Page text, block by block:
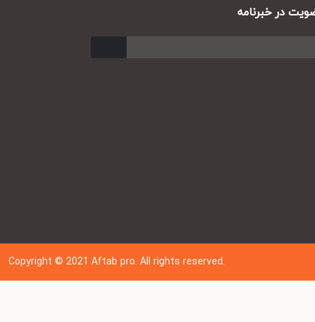
در خبرنامه
Copyright © 202 1Aftab pro. All rights reserved.